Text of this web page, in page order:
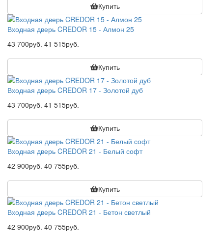
Купить
Входная дверь CREDOR 15 - Алмон 25
43 700руб. 41 515руб.
Купить
Входная дверь CREDOR 17 - Золотой дуб
43 700руб. 41 515руб.
Купить
Входная дверь CREDOR 21 - Белый софт
42 900руб. 40 755руб.
Купить
Входная дверь CREDOR 21 - Бетон светлый
42 900руб. 40 755руб.